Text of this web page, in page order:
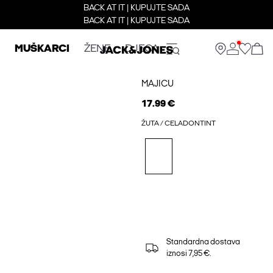
BACK AT IT | KUPUJTE SADA
BACK AT IT | KUPUJTE SADA
MUŠKARCI ŽENE DJECA
MAJICU
17.99 €
ŽUTA / CELADONTINT
Standardna dostava
iznosi 7,95 €.